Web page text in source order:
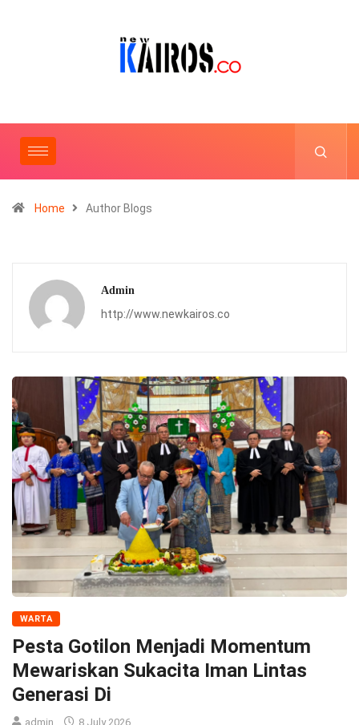
Home Author Blogs
Admin
http://www.newkairos.co
WARTA
Pesta Gotilon Menjadi Momentum
Mewariskan Sukacita Iman Lintas
Generasi Di
admin 8 July 2026